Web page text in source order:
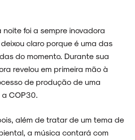
foi a sempre inovadora
claro porque é uma das
do momento. Durante sua
revelou em primeira mão à
de produção de uma
COP30.
além de tratar de um tema de
a música contará com